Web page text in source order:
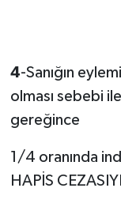
4-Sanığın
olması sebebi
gereğince
1/4 oranında
HAPİS